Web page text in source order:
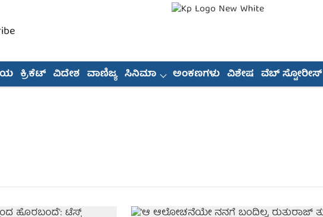
ಕ್ರಿಕೆಟ್ ವಿದೇಶ ವಾಣಿಜ್ಯ ಸಿನಿಮಾ ಅಂಕಣಗಳು ವಿಶೇಷ ವೆಬ್ ಸ್ಟೋರೀಸ್